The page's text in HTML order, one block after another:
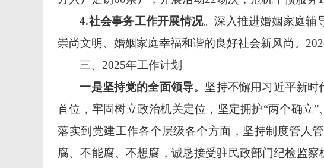
4.社会事务工作开展情况。深入推进婚姻家庭辅
崇尚文明、婚姻家庭幸福和谐的良好社会新风尚。
三、 2025年工作计划
一是坚持党的全面领导。 坚持不懈用习近平新
首位，牢固树立政治机关定位， 坚定拥护“两个确立
落实到党建工作各个层级各个方面，坚持制度管人
腐、不能腐、不想腐，诚恳接受驻民政部门纪检监